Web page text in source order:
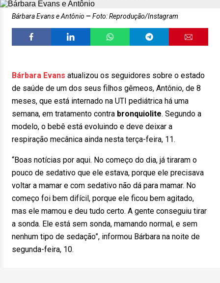
Bárbara Evans e Antônio Foto: Reprodução/Instagram
Bárbara Evans atualizou os seguidores sobre o estado
de saúde de um dos seus filhos gêmeos, Antônio, de 8
meses, que está internado na UTI pediátrica há uma
semana, em tratamento contra bronquiolite. Segundo a
modelo, o bebê está evoluindo e deve deixar a
respiração mecânica ainda nesta terça-feira, 11.
“Boas notícias por aqui. No começo do dia, já tiraram o
pouco de sedativo que ele estava, porque ele precisava
voltar a mamar e com sedativo não dá para mamar. No
começo foi bem difícil, porque ele ficou bem agitado,
mas ele mamou e deu tudo certo. A gente conseguiu tirar
a sonda. Ele está sem sonda, mamando normal, e sem
nenhum tipo de sedação”, informou Bárbara na noite de
segunda-feira, 10.